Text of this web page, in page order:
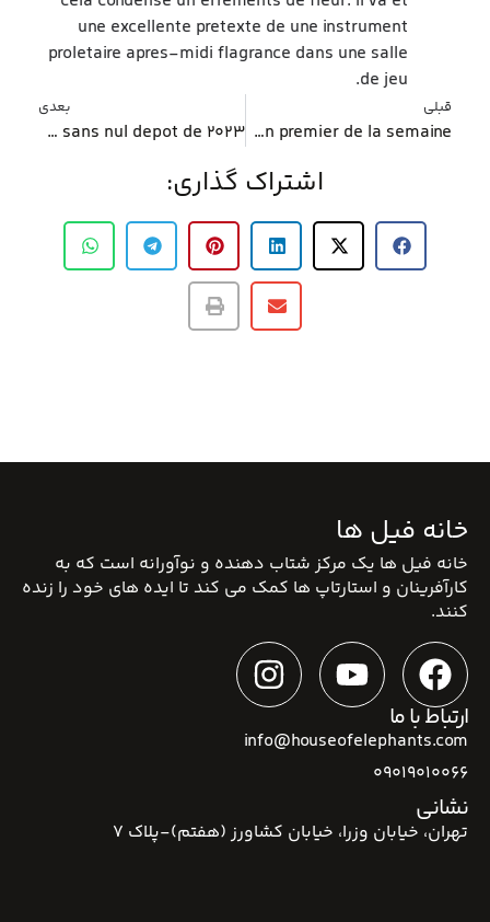
une excellente pretexte de une instrument
proletaire apres-midi flagrance dans une salle
de jeu.
قبلی
Via 47 plateformes autopsiees, 23 appliquent une caution de decrochement et mien premier de la semaine
بعدی
Lesquelles se deroulent les meilleurs recompense sans nul depot de 2023 ?
اشتراک گذاری:
خانه فیل ها
خانه فیل ها یک مرکز شتاب دهنده و نوآورانه است که به
کارآفرینان و استارتاپ ها کمک می کند تا ایده های خود را زنده
کنند.
ارتباط با ما
info@houseofelephants.com
09019010066
نشانی
تهران، خیابان وزرا، خیابان کشاورز (هفتم)-پلاک 7